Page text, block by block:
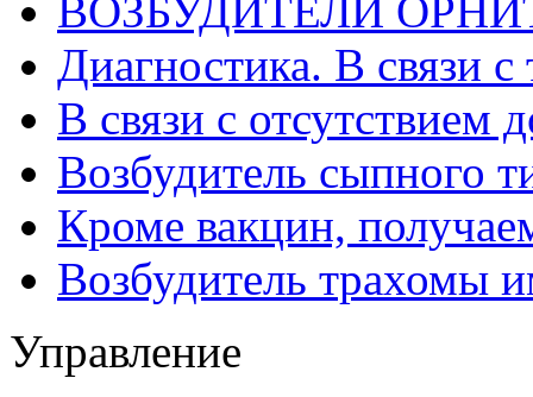
ВОЗБУДИТЕЛИ
Диагностика. В связи с
В связи с отсутствием
Возбудитель сыпного
Кроме вакцин,
Возбудитель трахомы
Управление